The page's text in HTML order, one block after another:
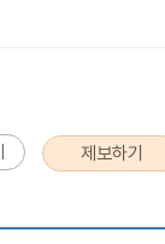
제보하기